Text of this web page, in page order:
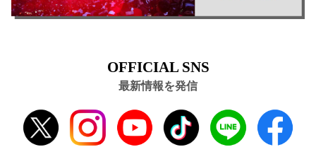
OFFICIAL SNS
最新情報を発信